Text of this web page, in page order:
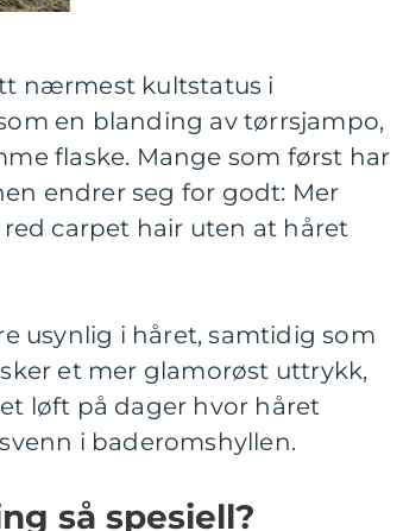
nærmest kultstatus i
en blanding av tørrsjampo,
flaske. Mange som først har
endrer seg for godt: Mer
carpet hair uten at håret
usynlig i håret, samtidig som
et mer glamorøst uttrykk,
løft på dager hvor håret
i baderomshyllen.
så spesiell?